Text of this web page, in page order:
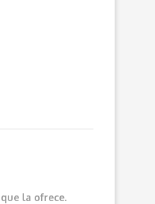
la ofrece.